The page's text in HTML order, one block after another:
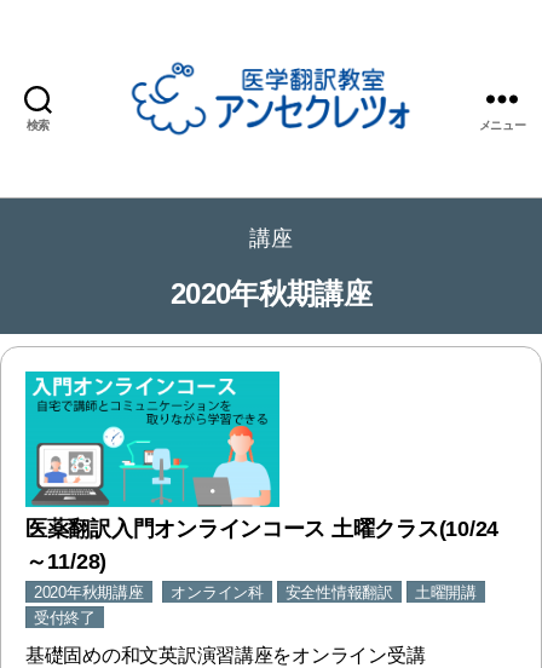
検索
学
翻
訳
教
室
ア
ォ
メニュー
講座
2020年秋期講座
医薬翻訳入門オンラインコース 土曜クラス(10/24
～11/28)
2020年秋期講座 オンライン科 安全性情報翻訳
土曜開講
受付終了
基礎固めの和文英訳演習講座をオンライン受講